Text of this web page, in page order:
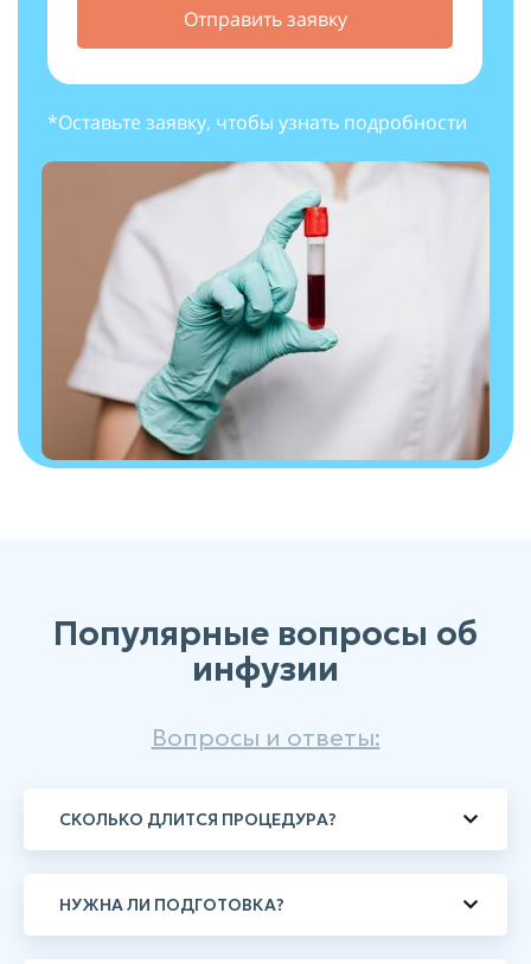
Отправить заявку
*Оставьте заявку, чтобы узнать подробности
Популярные вопросы об
инфузии
Вопросы и ответы:
СКОЛЬКО ДЛИТСЯ ПРОЦЕДУРА?
НУЖНА ЛИ ПОДГОТОВКА?